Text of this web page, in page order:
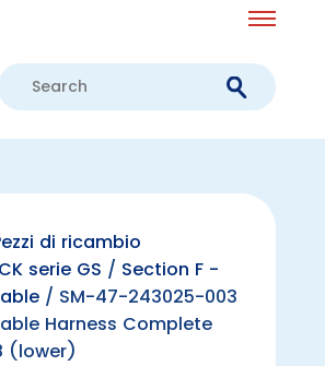
di ricambio
serie GS / Section F -
/ SM-47-243025-003
Harness Complete
(lower)